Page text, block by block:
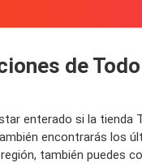
de
enterado si la
encontrarás los
también puedes